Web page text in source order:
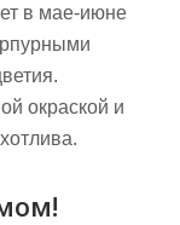
в мае-июне
окраской и